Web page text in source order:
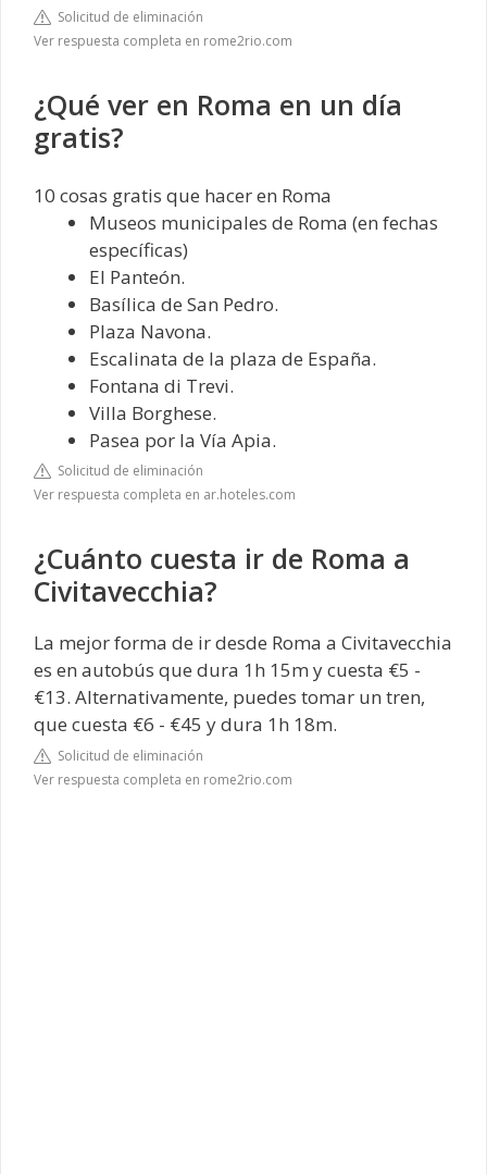
Solicitud de eliminación
Ver respuesta completa en rome2rio.com
¿Qué ver en Roma en un día
gratis?
10 cosas gratis que hacer en Roma
Museos municipales de Roma (en fechas
específicas)
El Panteón.
Basílica de San Pedro.
Plaza Navona.
Escalinata de la plaza de España.
Fontana di Trevi.
Villa Borghese.
Pasea por la Vía Apia.
Solicitud de eliminación
Ver respuesta completa en ar.hoteles.com
¿Cuánto cuesta ir de Roma a
Civitavecchia?
La mejor forma de ir desde Roma a Civitavecchia
es en autobús que dura 1h 15m y cuesta €5 -
€13. Alternativamente, puedes tomar un tren,
que cuesta €6 - €45 y dura 1h 18m.
Solicitud de eliminación
Ver respuesta completa en rome2rio.com